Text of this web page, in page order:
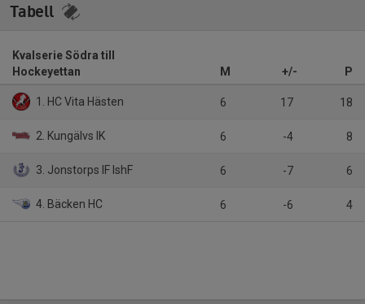
Tabell
Kvalserie Södra till
Hockeyettan
M +/- P
1. HC Vita Hästen 6 17 18
2. Kungälvs IK 6 -4 8
3. Jonstorps IF IshF 6 -7 6
4. Bäcken HC 6 -6 4